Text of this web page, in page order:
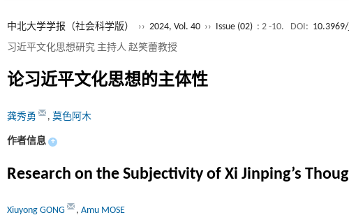
中北大学学报（社会科学版） ›› 2024, Vol. 40 ›› Issue (02) : 2 -10. DOI:
习近平文化思想研究 主持人 赵笑蕾教授
论习近平文化思想的主体性
龚秀勇 , 莫色阿木
作者信息 +
Research on the Subjectivity of Xi Jinping’s
Xiuyong GONG , Amu MOSE